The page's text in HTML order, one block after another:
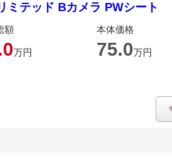
ミテッド Bカメラ PWシート
額
0万円
本体価格
75.0万円